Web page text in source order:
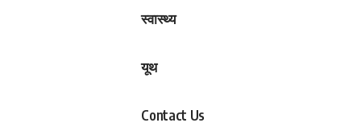
स्वास्थ्य
यूथ
Contact Us